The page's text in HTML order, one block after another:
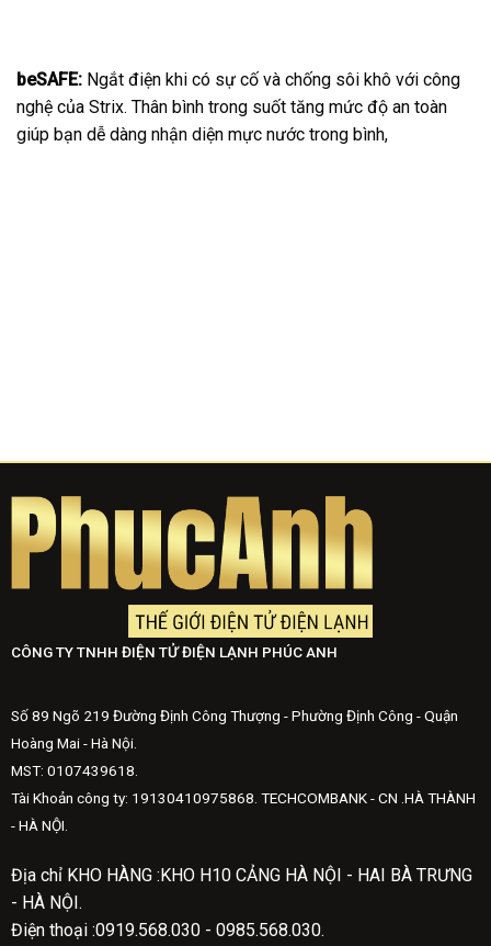
beSAFE: Ngắt điện khi có sự cố và chống sôi khô với công
nghệ của Strix. Thân bình trong suốt tăng mức độ an toàn
giúp bạn dễ dàng nhận diện mực nước trong bình,
CÔNG TY TNHH ĐIỆN TỬ ĐIỆN LẠNH PHÚC ANH
Số 89 Ngõ 219 Đường Định Công Thượng - Phường Định Công - Quận
Hoàng Mai - Hà Nội.
MST: 0107439618.
Tài Khoản công ty: 19130410975868. TECHCOMBANK - CN .HÀ THÀNH
- HÀ NỘI.
Địa chỉ KHO HÀNG :KHO H10 CẢNG HÀ NỘI - HAI BÀ TRƯNG
- HÀ NỘI.
Điện thoại :0919.568.030 - 0985.568.030.